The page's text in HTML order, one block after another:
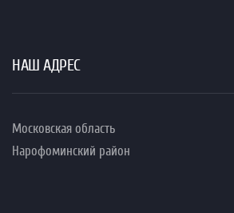
НАШ АДРЕС
Московская область
Нарофоминский район